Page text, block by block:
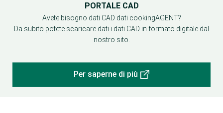
PORTALE CAD
Avete bisogno dati CAD dati cookingAGENT?
Da subito potete scaricare dati i dati CAD in formato digitale dal
nostro sito.
Per saperne di più